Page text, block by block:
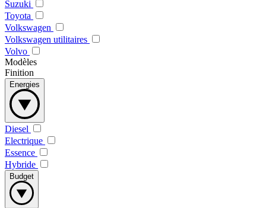
Suzuki
Toyota
Volkswagen
Volkswagen utilitaires
Volvo
Modèles
Finition
Energies
Diesel
Electrique
Essence
Hybride
Budget